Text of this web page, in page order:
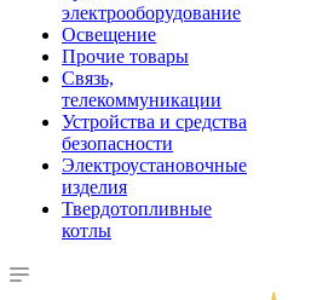
электрооборудование
Освещение
Прочие товары
Связь,
телекоммуникации
Устройства и средства
безопасности
Электроустановочные
изделия
Твердотопливные
котлы